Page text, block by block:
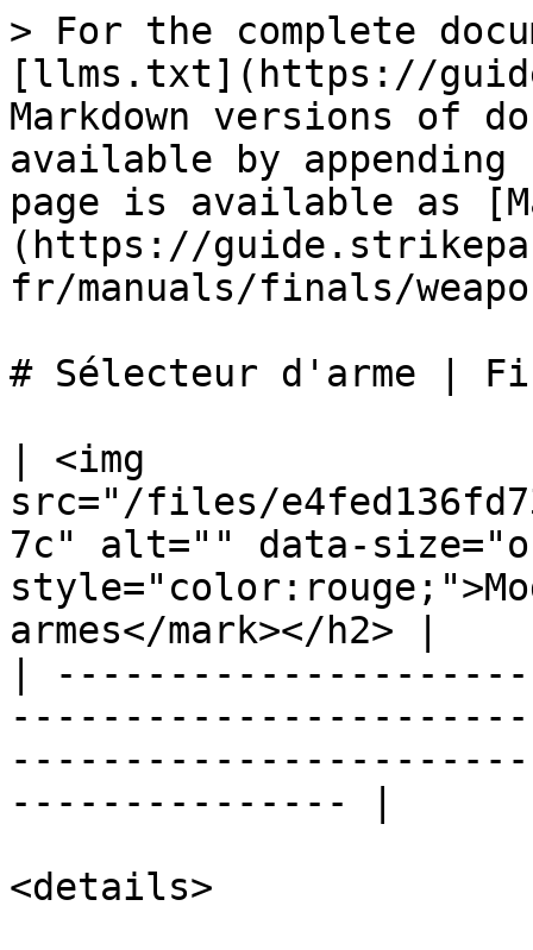
> For the complete
[llms.txt](https://
Markdown versions of
available by
page is available as
(https://
fr/manuals/finals/
# Sélecteur d'arme |
| <img
src="/files/
7c" alt="" data-
armes</mark></h2> |
|
--------------- |
<details>